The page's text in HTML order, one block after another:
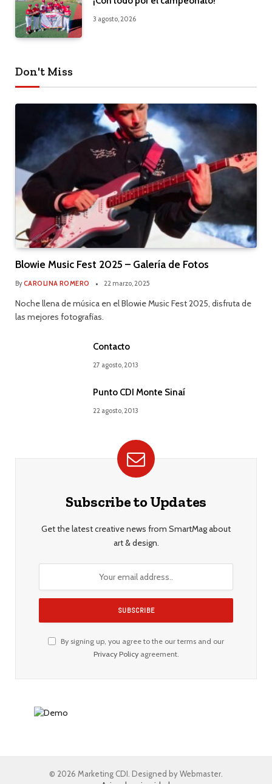
3 agosto, 2026
Don't Miss
Blowie Music Fest 2025 – Galería de Fotos
ByCAROLINA ROMERO 22 marzo, 2025
Noche llena de música en el Blowie Music Fest 2025, disfruta de
las mejores fotografías.
Contacto
27 agosto, 2013
Punto CDI Monte Sinaí
22 agosto, 2013
Subscribe to Updates
Get the latest creative news from SmartMag about
art & design.
By signing up, you agree to the our terms and our
Privacy Policyagreement.
© 2026 Marketing CDI. Designed by Webmaster.